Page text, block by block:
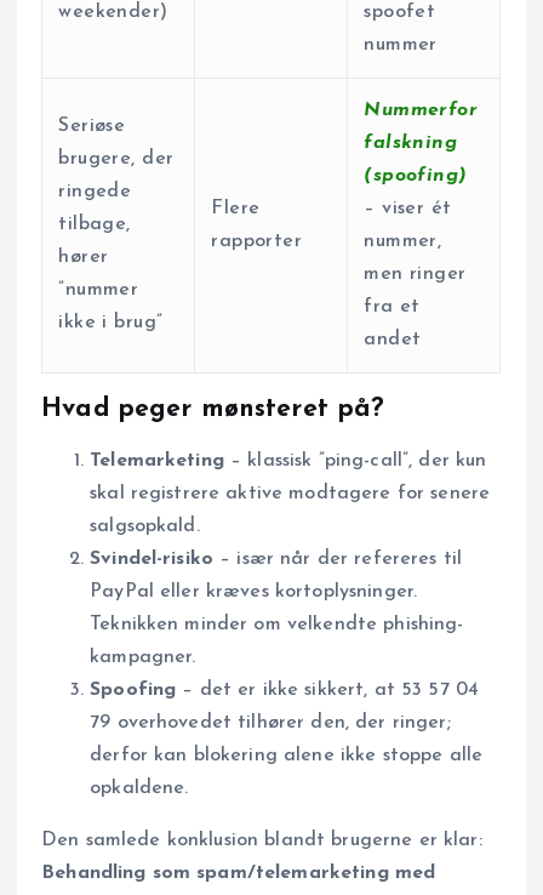
weekender)
spoofet
nummer
Seriøse
brugere, der
ringede
tilbage,
hører
”nummer
ikke i brug”
Flere
rapporter
Nummerfor
falskning
(spoofing)
– viser ét
nummer,
men ringer
fra et
andet
Hvad peger mønsteret på?
Telemarketing– klassisk ”ping-call”, der kun
skal registrere aktive modtagere for senere
salgs­opkald.
Svindel-risiko – især når der refereres til
PayPal eller kræves kortoplysninger.
Teknikken minder om velkendte phishing-
kampagner.
Spoofing – det er ikke sikkert, at 53 57 04
79 overhovedet tilhører den, der ringer;
derfor kan blokering alene ikke stoppe alle
opkaldene.
Den samlede konklusion blandt brugerne er klar:
Behandling som spam/telemarketing med